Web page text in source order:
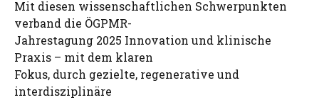
Mit diesen wissenschaftlichen Schwerpunkten
verband die ÖGPMR-
Jahrestagung 2025 Innovation und klinische
Praxis – mit dem klaren
Fokus, durch gezielte, regenerative und
interdisziplinäre